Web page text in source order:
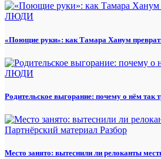
ЛЮДИ
«Поющие руки»: как Тамара Ханум
ЛЮДИ
Родительское выгорание: почему о нём так
Партнёрский материал Разбор
Место занято: вытеснили ли релоканты